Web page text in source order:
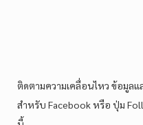
ติดตามความเคลื่อนไหว ข้อมูลแ
สำหรับ Facebook หรือ ปุ่ม